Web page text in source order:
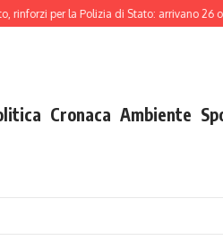
per la Polizia di Stato: arrivano 26
Cronaca Ambiente